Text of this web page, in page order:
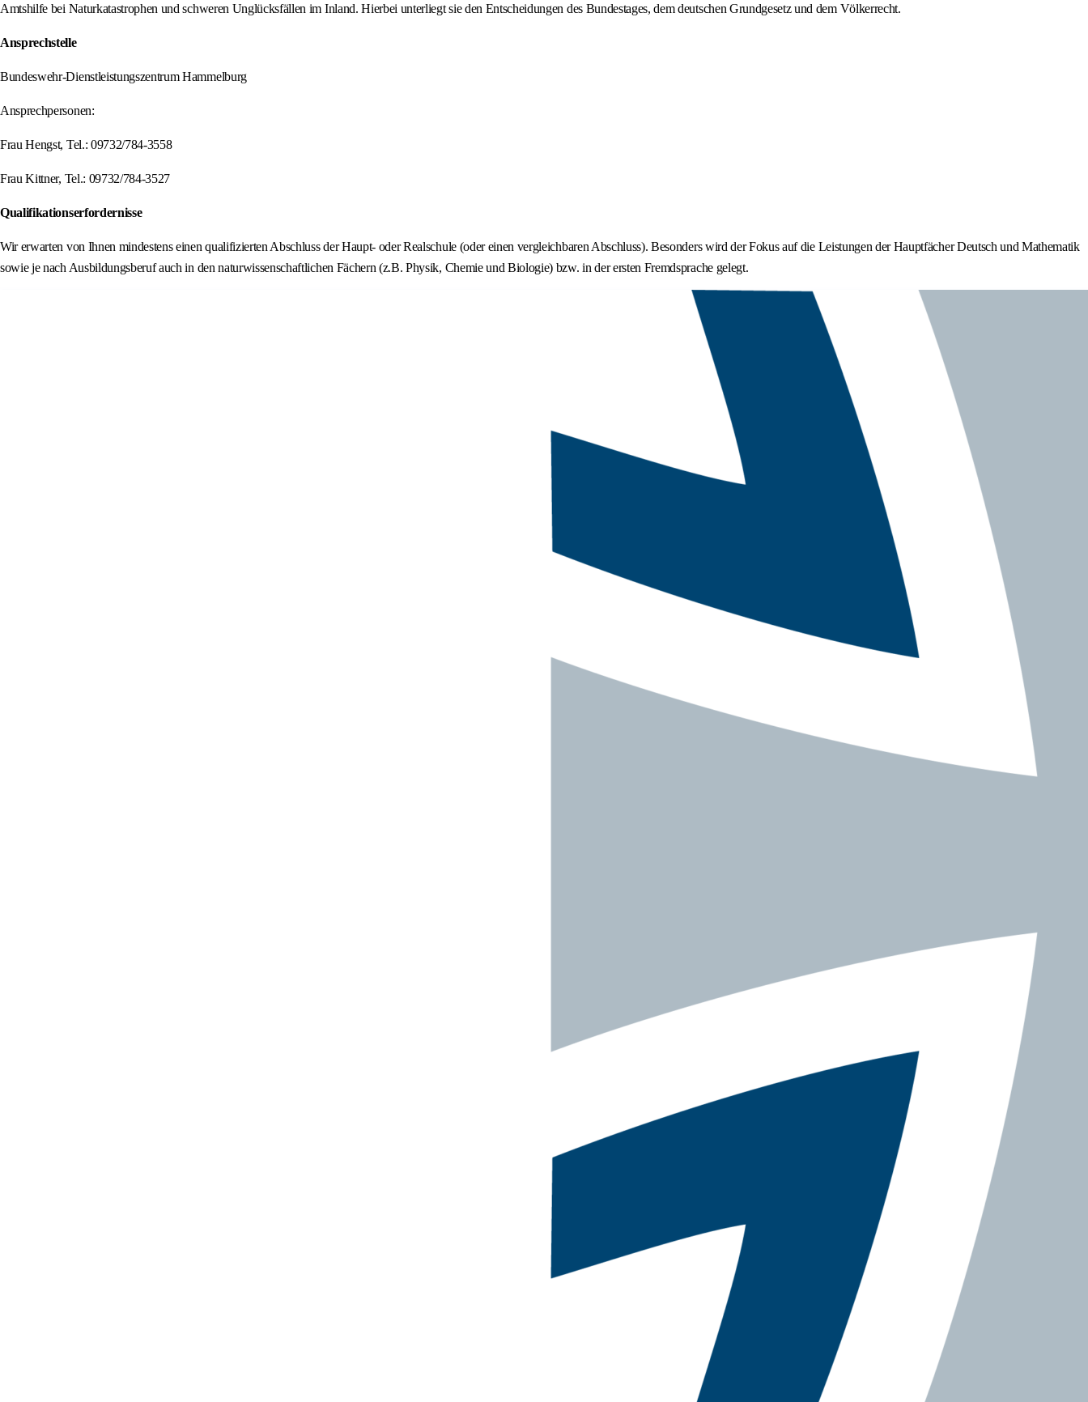
Amtshilfe bei Naturkatastrophen und schweren Unglücksfällen im Inland. Hierbei unterliegt sie den Entscheidungen des Bundestages, dem deutschen Grundgesetz und dem Völkerrecht.
Ansprechstelle
Bundeswehr-Dienstleistungszentrum Hammelburg
Ansprechpersonen:
Frau Hengst, Tel.: 09732/784-3558
Frau Kittner, Tel.: 09732/784-3527
Qualifikationserfordernisse
Wir erwarten von Ihnen mindestens einen qualifizierten Abschluss der Haupt- oder Realschule (oder einen vergleichbaren Abschluss). Besonders wird der Fokus auf die Leistungen der Hauptfächer Deutsch und Mathematik
sowie je nach Ausbildungsberuf auch in den naturwissenschaftlichen Fächern (z.B. Physik, Chemie und Biologie) bzw. in der ersten Fremdsprache gelegt.